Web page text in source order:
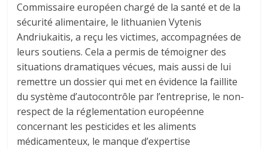
Commissaire européen chargé de la santé et de la
sécurité alimentaire, le lithuanien Vytenis
Andriukaitis, a reçu les victimes, accompagnées de
leurs soutiens. Cela a permis de témoigner des
situations dramatiques vécues, mais aussi de lui
remettre un dossier qui met en évidence la faillite
du système d’autocontrôle par l’entreprise, le non-
respect de la réglementation européenne
concernant les pesticides et les aliments
médicamenteux, le manque d’expertise